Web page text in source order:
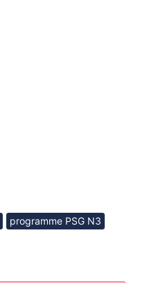
programme PSG N3